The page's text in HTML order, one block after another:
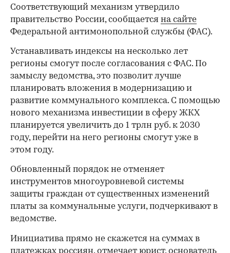
Соответствующий механизм утвердило
правительство России, сообщается на сайте
Федеральной антимонопольной службы (ФАС).
Устанавливать индексы на несколько лет
регионы смогут после согласования с ФАС. По
замыслу ведомства, это позволит лучше
планировать вложения в модернизацию и
развитие коммунального комплекса. С помощью
нового механизма инвестиции в сферу ЖКХ
планируется увеличить до 1 трлн руб. к 2030
году, перейти на него регионы смогут уже в
этом году.
Обновленный порядок не отменяет
инструментов многоуровневой системы
защиты граждан от существенных изменений
платы за коммунальные услуги, подчеркивают в
ведомстве.
Инициатива прямо не скажется на суммах в
платежках россиян, отмечает юрист, основатель